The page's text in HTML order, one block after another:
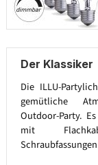
Der Klassiker
Die ILLU-
gemütliche
Outdoor-Party.
mit